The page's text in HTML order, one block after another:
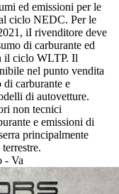
ed emissioni per le
ciclo NEDC. Per le
iI rivenditore deve
di carburante ed
il ciclo WLTP. Il
nel punto vendita
di carburante e
di autovetture.
non tecnici
e emissioni di
principalmente
- Va